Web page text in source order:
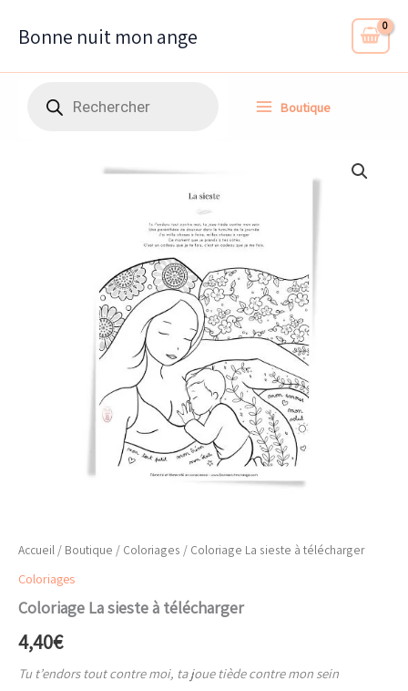
Bonne nuit mon ange
Boutique
Accueil / Boutique / Coloriages / Coloriage La sieste à télécharger
Coloriages
Coloriage La sieste à télécharger
4,40€
Tu t’endors tout contre moi, ta joue tiède contre mon sein
télécharger